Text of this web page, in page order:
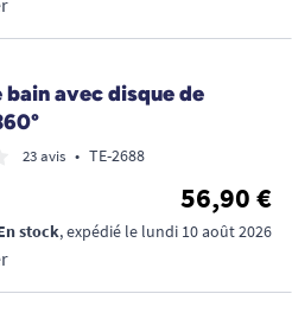
bain avec disque de
23 avis • TE-2688
56,90 €
stock, expédié le lundi 10 août 2026